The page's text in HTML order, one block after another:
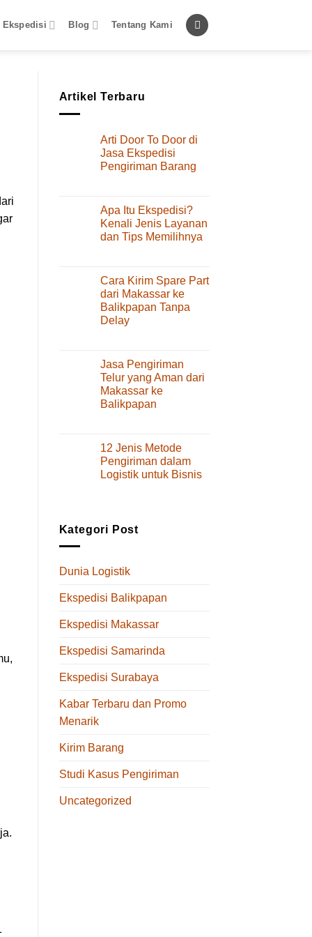
Ekspedisi Blog Tentang Kami
Artikel Terbaru
Arti Door To Door di
Jasa Ekspedisi
Pengiriman Barang
Door
Door
di
Pengiriman
Apa Itu Ekspedisi?
Kenali Jenis Layanan
dan Tips Memilihnya
Kenali
Jenis
Cara Kirim Spare Part
dari Makassar ke
Balikpapan Tanpa
Delay
Spare
Part
Delay
Jasa Pengiriman
Telur yang Aman dari
Makassar ke
Balikpapan
yang
Aman
12 Jenis Metode
Pengiriman dalam
Logistik untuk Bisnis
Kategori Post
Dunia Logistik
Ekspedisi Balikpapan
Ekspedisi Makassar
Ekspedisi Samarinda
Ekspedisi Surabaya
Kabar Terbaru dan Promo
Menarik
Kirim Barang
Studi Kasus Pengiriman
Uncategorized